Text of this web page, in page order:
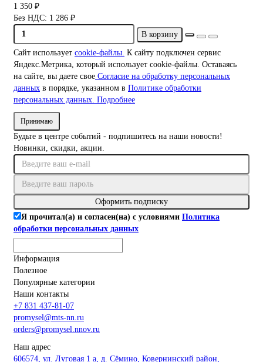
1 350 ₽
Без НДС: 1 286 ₽
В корзину
Сайт использует cookie-файлы. К cайту подключен сервис
Яндекс.Метрика, который использует cookie-файлы. Оставаясь
на сайте, вы даете свое Согласие на обработку персональных
данных в порядке, указанном в Политике обработки
персональных данных. Подробнее
Принимаю
Будьте в центре событий - подпишитесь на наши новости!
Новинки, скидки, акции.
Оформить подписку
Я прочитал(а) и согласен(на) с условиями Политика
обработки персональных данных
Информация
Полезное
Популярные категории
Наши контакты
+7 831 437-81-07
promysel@mts-nn.ru
orders@promysel.nnov.ru
Наш адрес
606574, ул. Луговая 1 а, д. Сёмино, Ковернинский район,